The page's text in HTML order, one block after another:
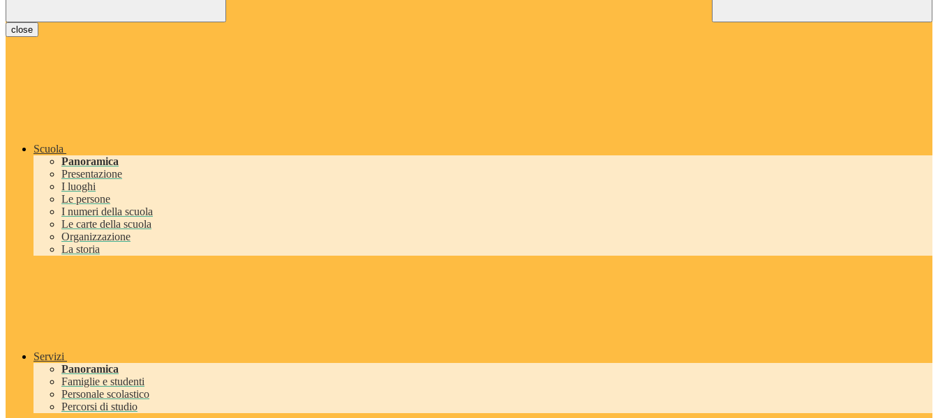
close
Scuola
Panoramica
Presentazione
I luoghi
Le persone
I numeri della scuola
Le carte della scuola
Organizzazione
La storia
Servizi
Panoramica
Famiglie e studenti
Personale scolastico
Percorsi di studio